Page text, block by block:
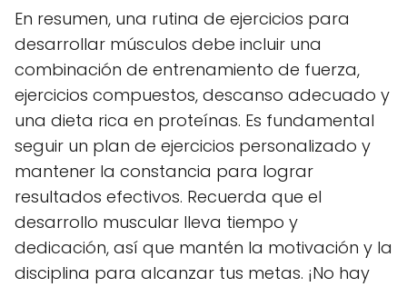
En resumen, una rutina de ejercicios para
desarrollar músculos debe incluir una
combinación de entrenamiento de fuerza,
ejercicios compuestos, descanso adecuado y
una dieta rica en proteínas. Es fundamental
seguir un plan de ejercicios personalizado y
mantener la constancia para lograr
resultados efectivos. Recuerda que el
desarrollo muscular lleva tiempo y
dedicación, así que mantén la motivación y la
disciplina para alcanzar tus metas. ¡No hay